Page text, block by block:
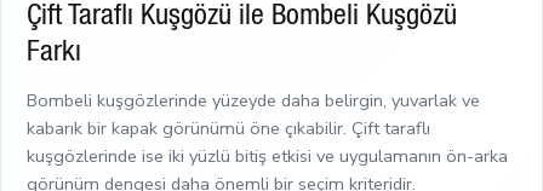
Çift Taraflı Kuşgözü ile Bombeli Kuşgözü
Farkı
Bombeli kuşgözlerinde yüzeyde daha belirgin, yuvarlak ve
kabarık bir kapak görünümü öne çıkabilir. Çift taraflı
kuşgözlerinde ise iki yüzlü bitiş etkisi ve uygulamanın ön-arka
görünüm dengesi daha önemli bir seçim kriteridir.